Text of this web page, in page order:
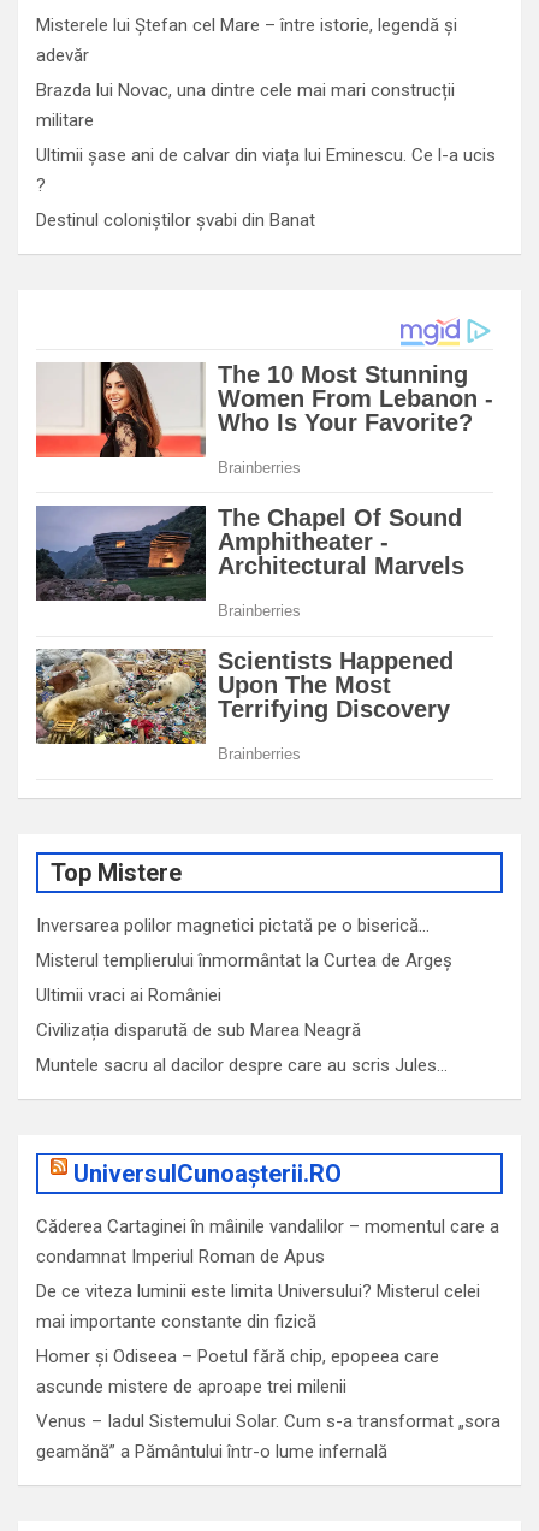
Misterele lui Ștefan cel Mare – între istorie, legendă și
adevăr
Brazda lui Novac, una dintre cele mai mari construcții
militare
Ultimii șase ani de calvar din viața lui Eminescu. Ce l-a ucis
?
Destinul coloniștilor șvabi din Banat
Top Mistere
Inversarea polilor magnetici pictată pe o biserică…
Misterul templierului înmormântat la Curtea de Argeș
Ultimii vraci ai României
Civilizația disparută de sub Marea Neagră
Muntele sacru al dacilor despre care au scris Jules…
UniversulCunoașterii.RO
Căderea Cartaginei în mâinile vandalilor – momentul care a
condamnat Imperiul Roman de Apus
De ce viteza luminii este limita Universului? Misterul celei
mai importante constante din fizică
Homer și Odiseea – Poetul fără chip, epopeea care
ascunde mistere de aproape trei milenii
Venus – Iadul Sistemului Solar. Cum s-a transformat „sora
geamănă” a Pământului într-o lume infernală